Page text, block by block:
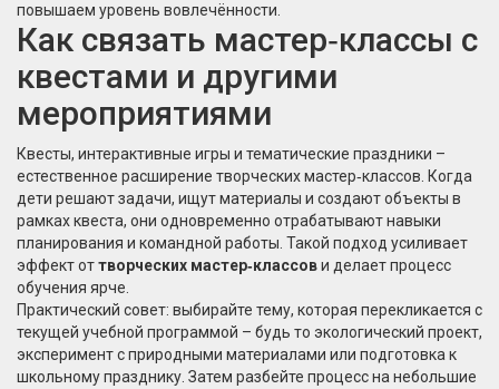
повышаем уровень вовлечённости.
Как связать мастер‑классы с
квестами и другими
мероприятиями
Квесты, интерактивные игры и тематические праздники –
естественное расширение творческих мастер‑классов. Когда
дети решают задачи, ищут материалы и создают объекты в
рамках квеста, они одновременно отрабатывают навыки
планирования и командной работы. Такой подход усиливает
эффект оттворческих мастер‑классови делает процесс
обучения ярче.
Практический совет: выбирайте тему, которая перекликается с
текущей учебной программой – будь то экологический проект,
эксперимент с природными материалами или подготовка к
школьному празднику. Затем разбейте процесс на небольшие